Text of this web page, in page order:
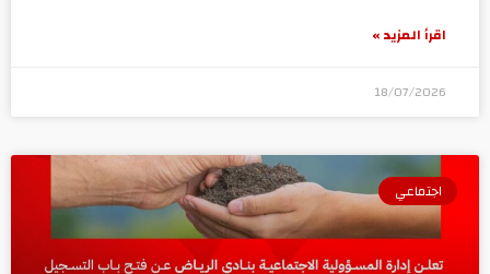
اقرأ المزيد »
18/07/2026
اجتماعي